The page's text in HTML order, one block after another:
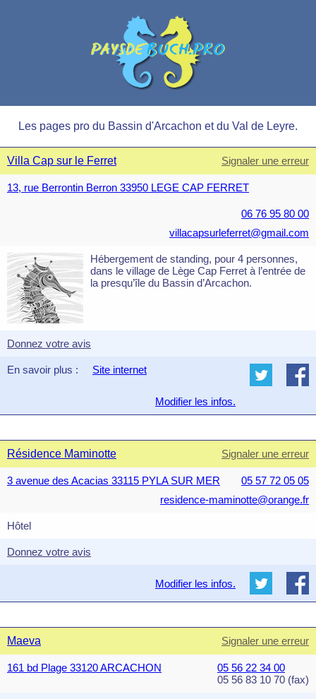
Les pages pro du Bassin d'Arcachon et du Val de Leyre.
Villa Cap sur le Ferret Signaler une erreur
13, rue Berrontin Berron 33950 LEGE CAP FERRET
06 76 95 80 00
villacapsurleferret@gmail.com
Hébergement de standing, pour 4 personnes,
dans le village de Lège Cap Ferret à l’entrée de
la presqu’île du Bassin d’Arcachon.
Donnez votre avis
En savoir plus : Site internet
Modifier les infos.
Résidence Maminotte Signaler une erreur
3 avenue des Acacias 33115 PYLA SUR MER
05 57 72 05 05
residence-maminotte@orange.fr
Hôtel
Donnez votre avis
Modifier les infos.
Maeva Signaler une erreur
161 bd Plage 33120 ARCACHON
05 56 22 34 00
05 56 83 10 70 (fax)